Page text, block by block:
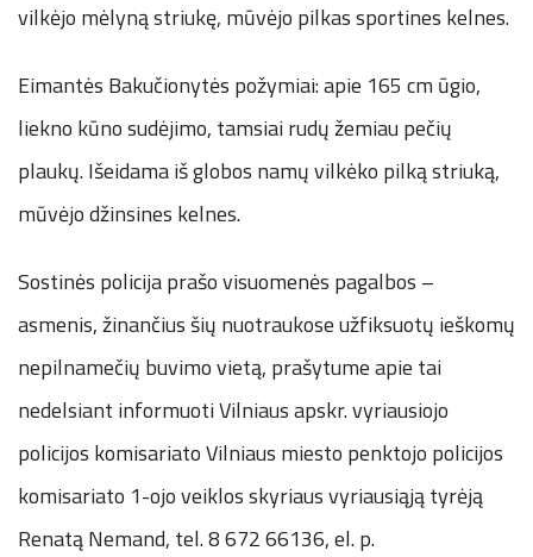
vilkėjo mėlyną striukę, mūvėjo pilkas sportines kelnes.
Eimantės Bakučionytės požymiai: apie 165 cm ūgio,
liekno kūno sudėjimo, tamsiai rudų žemiau pečių
plaukų. Išeidama iš globos namų vilkėko pilką striuką,
mūvėjo džinsines kelnes.
Sostinės policija prašo visuomenės pagalbos –
asmenis, žinančius šių nuotraukose užfiksuotų ieškomų
nepilnamečių buvimo vietą, prašytume apie tai
nedelsiant informuoti Vilniaus apskr. vyriausiojo
policijos komisariato Vilniaus miesto penktojo policijos
komisariato 1-ojo veiklos skyriaus vyriausiąją tyrėją
Renatą Nemand, tel. 8 672 66136, el. p.